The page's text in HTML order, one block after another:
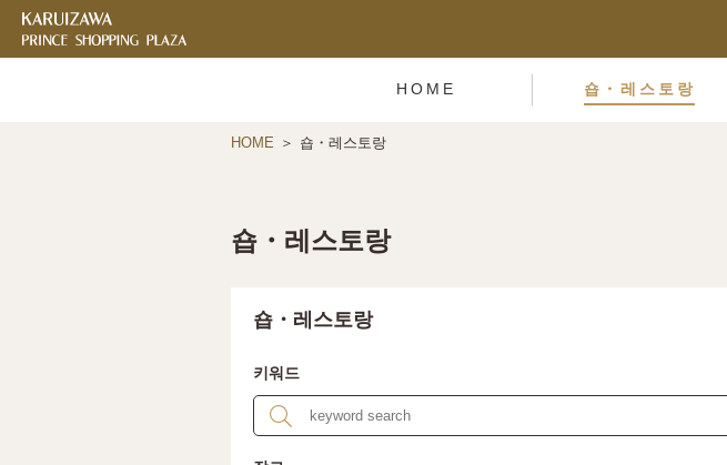
HOME 숍・레스토랑
HOME 숍・레스토랑
숍・레스토랑
숍・레스토랑
키워드